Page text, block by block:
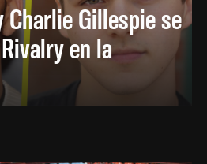
Gillespie se
en la